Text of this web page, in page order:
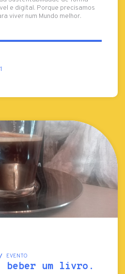
e digital. Porque precisamos
viver num Mundo melhor.
EVENTO
beber um livro.